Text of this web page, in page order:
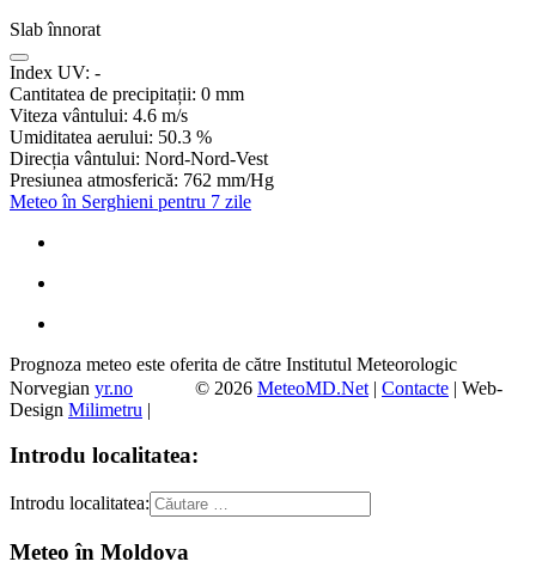
Slab înnorat
Index UV: -
Cantitatea de precipitații: 0 mm
Viteza vântului: 4.6 m/s
Umiditatea aerului: 50.3 %
Direcția vântului: Nord-Nord-Vest
Presiunea atmosferică: 762 mm/Hg
Meteo în Serghieni pentru 7 zile
Prognoza meteo este oferita de către Institutul Meteorologic
Norvegian yr.no © 2026 MeteoMD.Net | Contacte | Web-
Design Milimetru |
Introdu localitatea:
Introdu localitatea:
Meteo în Moldova